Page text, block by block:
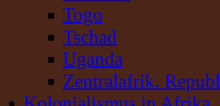
Togo
Tschad
Uganda
Zentralafrik.